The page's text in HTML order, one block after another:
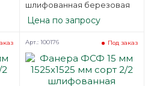
шлифованная березовая
Цена по запросу
Под заказ
Арт.: 100176